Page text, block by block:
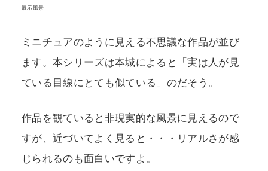
展示風景
ミニチュアのように見える不思議な作品が並び
ます。本シリーズは本城によると「実は人が見
ている目線にとても似ている」のだそう。
作品を観ていると非現実的な風景に見えるので
すが、近づいてよく見ると・・・リアルさが感
じられるのも面白いですよ。